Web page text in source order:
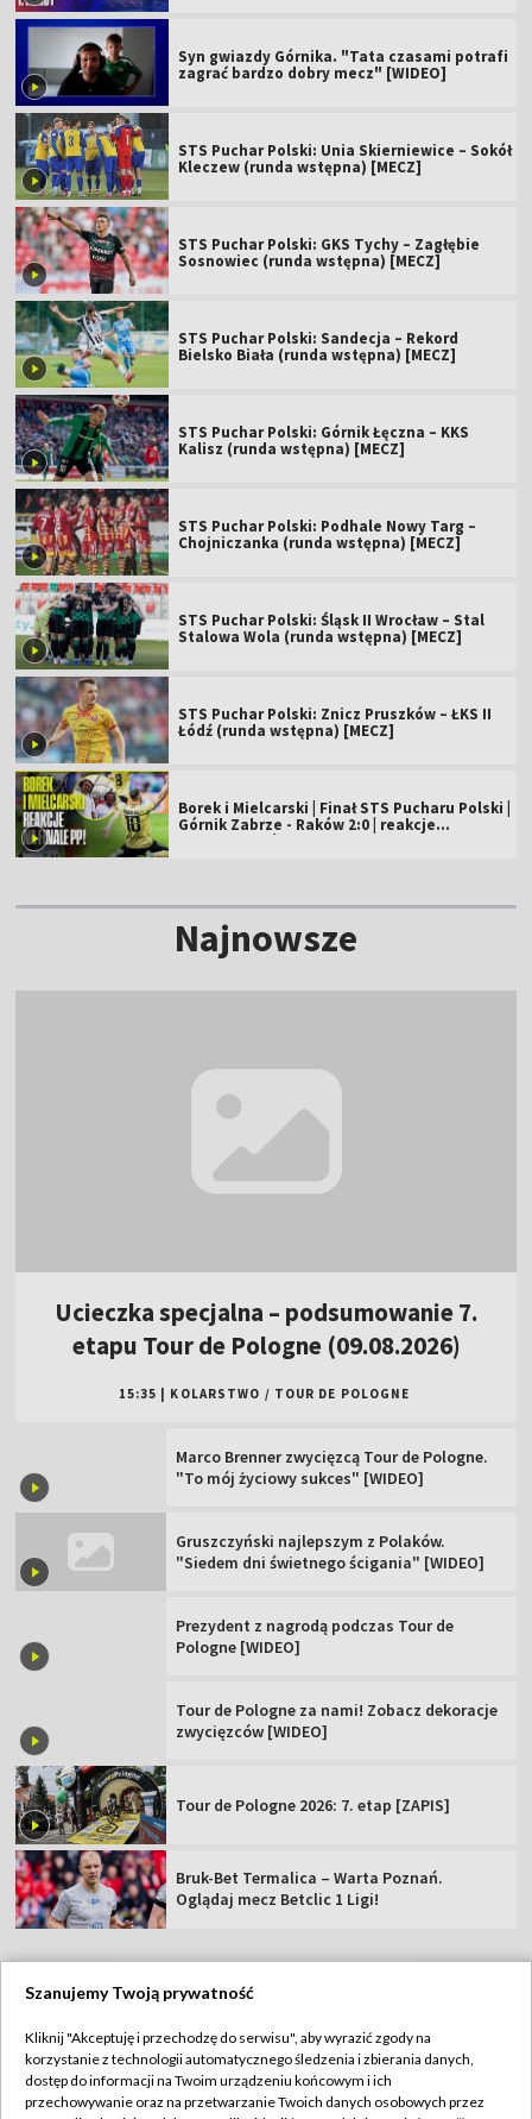
Syn gwiazdy Górnika. "Tata czasami potrafi
zagrać bardzo dobry mecz" [WIDEO]
STS Puchar Polski: Unia Skierniewice – Sokół
Kleczew (runda wstępna) [MECZ]
STS Puchar Polski: GKS Tychy – Zagłębie
Sosnowiec (runda wstępna) [MECZ]
STS Puchar Polski: Sandecja – Rekord
Bielsko Biała (runda wstępna) [MECZ]
STS Puchar Polski: Górnik Łęczna – KKS
Kalisz (runda wstępna) [MECZ]
STS Puchar Polski: Podhale Nowy Targ –
Chojniczanka (runda wstępna) [MECZ]
STS Puchar Polski: Śląsk II Wrocław – Stal
Stalowa Wola (runda wstępna) [MECZ]
STS Puchar Polski: Znicz Pruszków – ŁKS II
Łódź (runda wstępna) [MECZ]
Borek i Mielcarski | Finał STS Pucharu Polski |
Górnik Zabrze - Raków 2:0 | reakcje
komentatorów
Najnowsze
Ucieczka specjalna – podsumowanie 7.
etapu Tour de Pologne (09.08.2026)
Bruk-Bet Termalica – Warta Poznań.
Szanujemy Twoją prywatność
Kliknij "Akceptuję i przechodzę do serwisu", aby wyrazić zgody na
korzystanie z technologii automatycznego śledzenia i zbierania danych,
dostęp do informacji na Twoim urządzeniu końcowym i ich
przechowywanie oraz na przetwarzanie Twoich danych osobowych przez